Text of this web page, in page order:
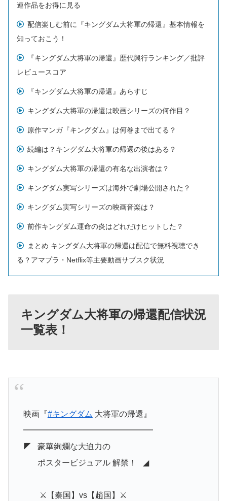
連作品をお得に見る
配信楽しむ前に『キングダム大将軍の帰還』基本情報を
知っておこう！
『キングダム大将軍の帰還』歴代興行ランキング／批評
レビュースコア
『キングダム大将軍の帰還』あらすじ
キングダム大将軍の帰還は映画シリーズの何作目？
原作マンガ『キングダム』は何巻まで出てる？
続編は？キングダム大将軍の帰還の後はある？
キングダム大将軍の帰還の有名な出演者は？
キングダム実写シリーズは海外で劇場公開された？
キングダム実写シリーズの映画音楽は？
前作キングダム運命の炎はどれだけヒットした？
まとめ キングダム大将軍の帰還は配信で無料視聴でき
る？アマプラ・Netflix等主要動画サブスク状況
キングダム大将軍の帰還配信状況
一覧表！
映画『#キングダム 大将軍の帰還』
━━━━━━━━━━━━━━━━
◤⠀豪華絢爛な大迫力の
⠀ポスタービジュアル 解禁！⠀◢
⚔【秦国】vs【趙国】⚔